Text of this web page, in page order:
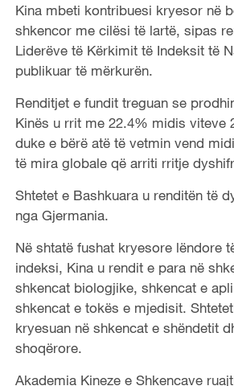
Kina mbeti kontribuesi kryesor në
shkencor me cilësi të lartë, sipas
Liderëve të Kërkimit të Indeksit të
publikuar të mërkurën.
Renditjet e fundit treguan se
Kinës u rrit me 22.4% midis viteve
duke e bërë atë të vetmin vend
të mira globale që arriti rritje
Shtetet e Bashkuara u renditën të
nga Gjermania.
Në shtatë fushat kryesore lëndore
indeksi, Kina u rendit e para në
shkencat biologjike, shkencat e
shkencat e tokës e mjedisit.
kryesuan në shkencat e shëndetit
shoqërore.
Akademia Kineze e Shkencave